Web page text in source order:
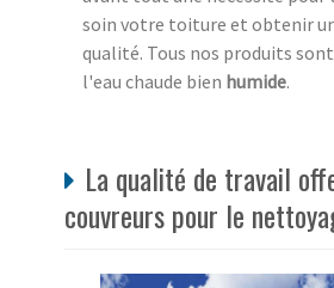
soin votre toiture et obtenir
qualité. Tous nos produits
l'eau chaude bien humide.
La qualité de travail
couvreurs pour le